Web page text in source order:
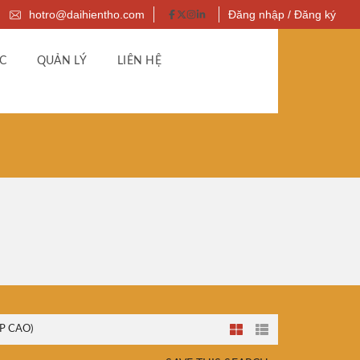
hotro@daihientho.com Đăng nhập / Đăng ký
QUẢN LÝ LIÊN HỆ
CAO)